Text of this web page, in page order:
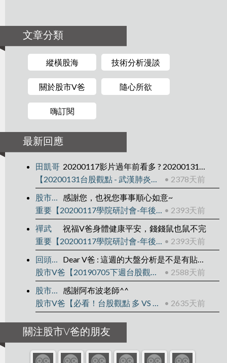
文章分類
縱橫股海 技術分析漫談
關於股市V爸 隨心所欲
嗨訂閱
最新回應
田凱哥
20200117影片過年前看多 ? 20200131影片過年後看空? 之後往下走?
【20200131台股觀點 - 武漢肺炎後】
• 2378天前
股市V爸
感謝您，也祝您事事順心如意~
重要【20200117學院研討會-年後規劃】 • 2393天前
禪武
祝福V爸身體健康平安，錢錢鼠也鼠不完
重要【20200117學院研討會-年後規劃】 • 2393天前
回頭是岸
Dear V爸 : 這週的大盤分析是不是有貼錯影片?QQ
股市V爸【20190705下週台股觀點】
• 2588天前
股市V爸
感謝阿布波老師^^
股市V爸【必看！台股觀點 多 VS 空】
• 2635天前
關注股市V爸的朋友